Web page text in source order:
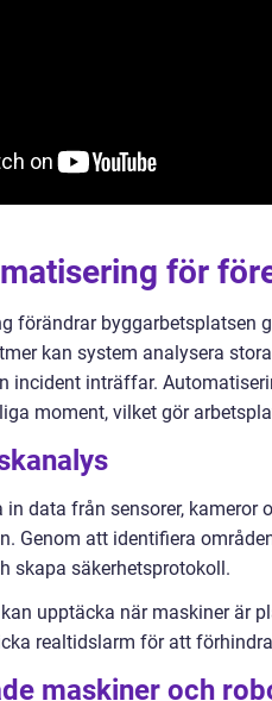
för
förändrar byggarbetsplatsen
kan system analysera
incident inträffar.
moment, vilket gör
in data från sensorer,
Genom att identifiera
skapa säkerhetsprotokoll.
upptäcka när maskiner är
realtidslarm för att
maskiner och